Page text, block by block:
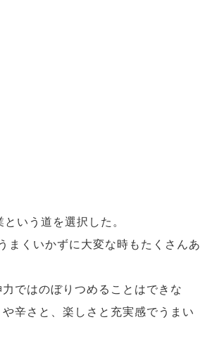
いう道を選択した。
まくいかずに大変な時もたくさんあ
ではのぼりつめることはできな
辛さと、楽しさと充実感でうまい